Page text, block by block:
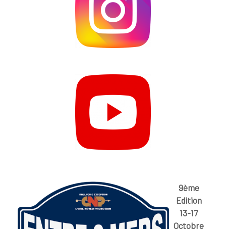
9ème
Edition
13-17
Octobre